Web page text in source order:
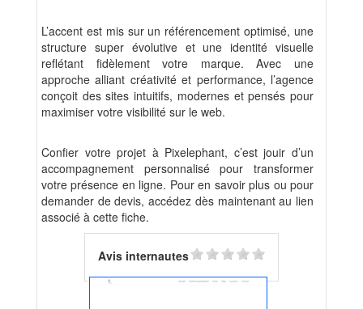
L’accent est mis sur un référencement optimisé, une
structure super évolutive et une identité visuelle
reflétant fidèlement votre marque. Avec une
approche alliant créativité et performance, l’agence
conçoit des sites intuitifs, modernes et pensés pour
maximiser votre visibilité sur le web.
Confier votre projet à Pixelephant, c’est jouir d’un
accompagnement personnalisé pour transformer
votre présence en ligne. Pour en savoir plus ou pour
demander de devis, accédez dès maintenant au lien
associé à cette fiche.
Avis internautes